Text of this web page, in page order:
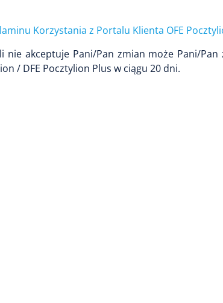
Korzystania z Portalu Klienta OFE
nie akceptuje Pani/Pan zmian może Pani/
/ DFE Pocztylion Plus w ciągu 20 dni.